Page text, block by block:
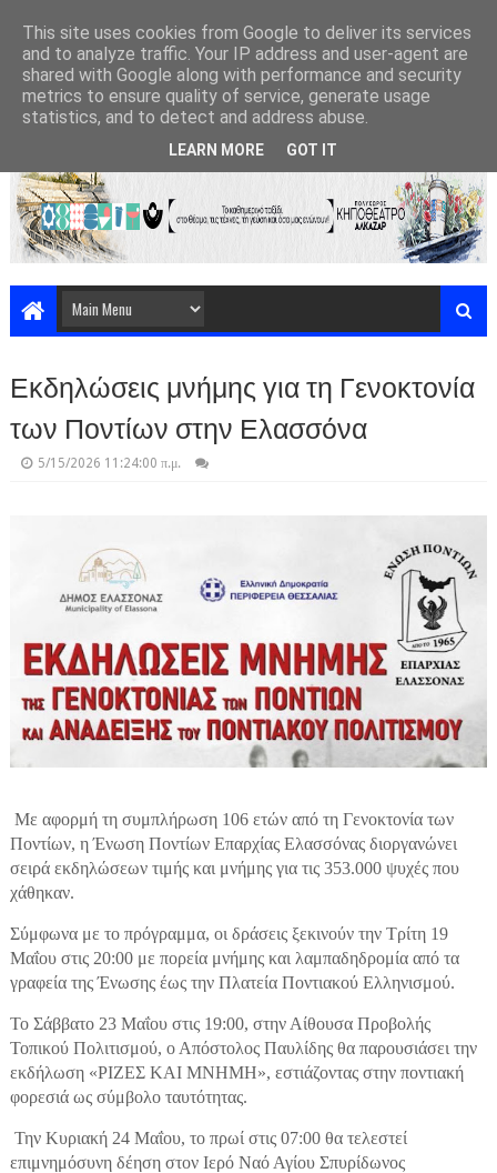
Εκδηλώσεις μνήμης για τη Γενοκτονία
των Ποντίων στην Ελασσόνα
5/15/2026 11:24:00 π.μ.
Με αφορμή τη συμπλήρωση 106 ετών από τη Γενοκτονία των
Ποντίων, η Ένωση Ποντίων Επαρχίας Ελασσόνας διοργανώνει
σειρά εκδηλώσεων τιμής και μνήμης για τις 353.000 ψυχές που
χάθηκαν.
Σύμφωνα με το πρόγραμμα, οι δράσεις ξεκινούν την Τρίτη 19
Μαΐου στις 20:00 με πορεία μνήμης και λαμπαδηδρομία από τα
γραφεία της Ένωσης έως την Πλατεία Ποντιακού Ελληνισμού.
Το Σάββατο 23 Μαΐου στις 19:00, στην Αίθουσα Προβολής
Τοπικού Πολιτισμού, ο Απόστολος Παυλίδης θα παρουσιάσει την
εκδήλωση «ΡΙΖΕΣ ΚΑΙ ΜΝΗΜΗ», εστιάζοντας στην ποντιακή
φορεσιά ως σύμβολο ταυτότητας.
Την Κυριακή 24 Μαΐου, το πρωί στις 07:00 θα τελεστεί
επιμνημόσυνη δέηση στον Ιερό Ναό Αγίου Σπυρίδωνος
This site uses cookies from Google to deliver its services
and to analyze traffic. Your IP address and user-agent are
shared with Google along with performance and security
metrics to ensure quality of service, generate usage
statistics, and to detect and address abuse.
LEARN MORE GOT IT